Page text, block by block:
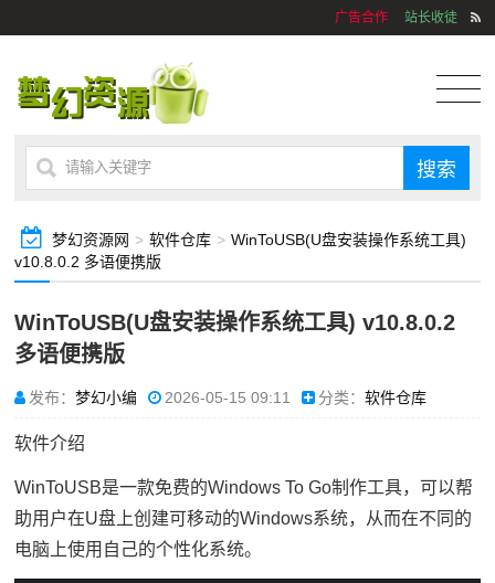
广告合作 站长收徒
梦幻资源网 > 软件仓库 > WinToUSB(U盘安装操作系统工具)
v10.8.0.2 多语便携版
WinToUSB(U盘安装操作系统工具) v10.8.0.2
多语便携版
发布：梦幻小编 2026-05-15 09:11 分类：软件仓库
软件介绍
WinToUSB是一款免费的Windows To Go制作工具，可以帮
助用户在U盘上创建可移动的Windows系统，从而在不同的
电脑上使用自己的个性化系统。